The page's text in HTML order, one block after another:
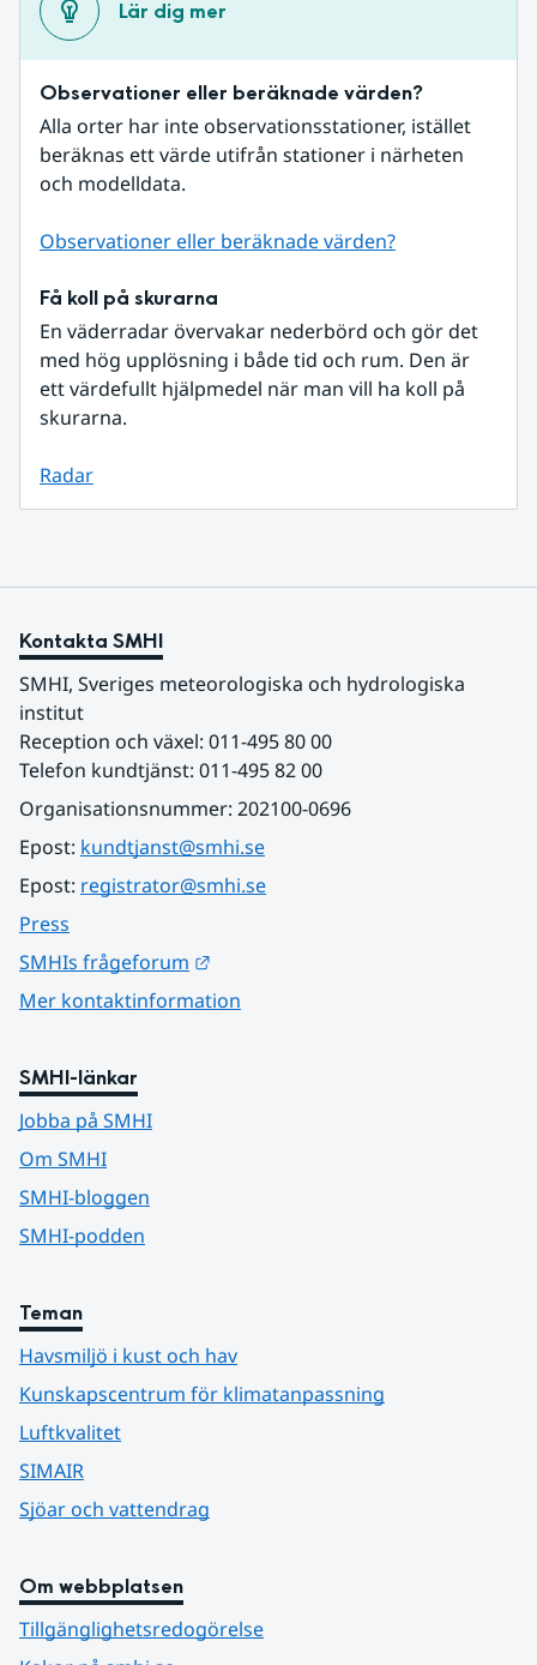
Lär dig mer
Observationer eller beräknade värden?
Alla orter har inte observationsstationer, istället
beräknas ett värde utifrån stationer i närheten
och modelldata.
Observationer eller beräknade värden?
Få koll på skurarna
En väderradar övervakar nederbörd och gör det
med hög upplösning i både tid och rum. Den är
ett värdefullt hjälpmedel när man vill ha koll på
skurarna.
Radar
Kontakta SMHI
SMHI, Sveriges meteorologiska och hydrologiska
institut
Reception och växel: 011-495 80 00
Telefon kundtjänst: 011-495 82 00
Organisationsnummer: 202100-0696
Epost: kundtjanst@smhi.se
Epost: registrator@smhi.se
Press
SMHIs frågeforum
Mer kontaktinformation
SMHI-länkar
Jobba på SMHI
Om SMHI
SMHI-bloggen
SMHI-podden
Teman
Havsmiljö i kust och hav
Kunskapscentrum för klimatanpassning
Luftkvalitet
SIMAIR
Sjöar och vattendrag
Om webbplatsen
Tillgänglighetsredogörelse